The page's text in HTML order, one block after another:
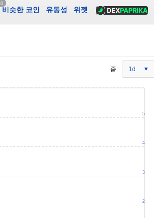
0
비슷한 코인 유동성 위젯
줌: 1d
2
3
4
5